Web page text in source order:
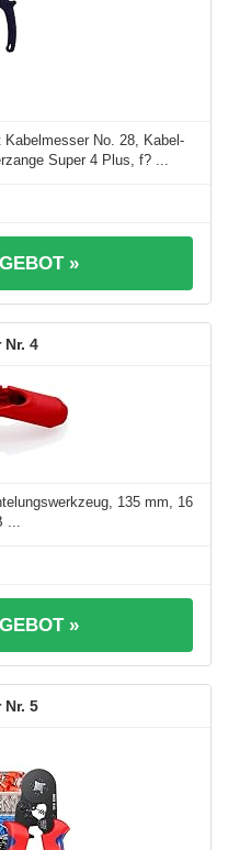
No. 28, Kabel-
Super 4 Plus, f? ...
»
4
135 mm, 16
»
5